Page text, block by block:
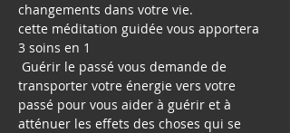
cette méditation guidée vous apportera
transporter votre énergie vers votre
passé pour vous aider à guérir et à
atténuer les effets des choses qui se